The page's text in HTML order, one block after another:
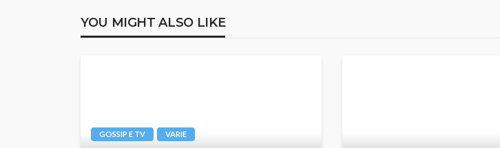
YOU MIGHT ALSO LIKE
GOSSIP E TV VARIE